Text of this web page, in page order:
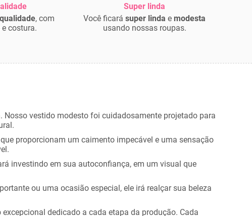
, com
e costura.
Super linda
Você ficará super linda e modesta
usando nossas roupas.
vestido modesto foi cuidadosamente projetado para
proporcionam um caimento impecável e uma sensação
investindo em sua autoconfiança, em um visual que
ou uma ocasião especial, ele irá realçar sua beleza
dedicado a cada etapa da produção. Cada